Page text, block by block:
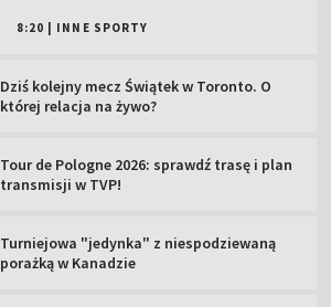
8:20 INNE SPORTY
Dziś kolejny mecz Świątek w Toronto. O
której relacja na żywo?
Tour de Pologne 2026: sprawdź trasę i plan
transmisji w TVP!
Turniejowa "jedynka" z niespodziewaną
porażką w Kanadzie